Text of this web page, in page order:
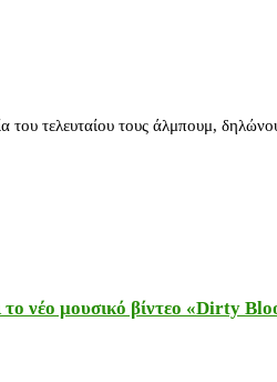
τελευταίου τους άλμπουμ,
νέο μουσικό βίντεο «Dirty